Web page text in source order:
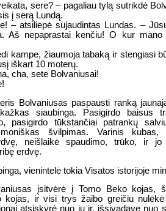
sere? – pagaliau tylą sutrikdė
į serą Lundą.
– atsiliepė sujaudintas Lundas. –
Aš nepaprastai kenčiu! O kur mano
kampe, žiaumoja tabaką ir stengiasi
iškart 10 moterų.
cha, sete Bolvaniusai!
Bolvaniusas paspausti ranką
siaubinga. Pasigirdo baisus
pasigirdo tūkstančiai patrankų
švilpimas. Varinis
neišlaikė spaudimo, trūko, ir jo
erdvę.
vienintelė tokia Visatos istorijoje
įsitvėrė į Tomo Beko kojas,
kojas, ir visi trys žaibo greičiu
atsiskyrė nuo jų ir, išsivadavę nuo